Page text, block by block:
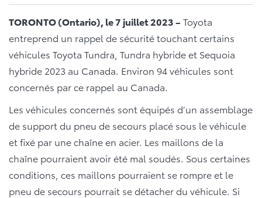
TORONTO (Ontario), le 7 juillet 2023 – Toyota
entreprend un rappel de sécurité touchant certains
véhicules Toyota Tundra, Tundra hybride et Sequoia
hybride 2023 au Canada. Environ 94 véhicules sont
concernés par ce rappel au Canada.
Les véhicules concernés sont équipés d’un assemblage
de support du pneu de secours placé sous le véhicule
et fixé par une chaîne en acier. Les maillons de la
chaîne pourraient avoir été mal soudés. Sous certaines
conditions, ces maillons pourraient se rompre et le
pneu de secours pourrait se détacher du véhicule. Si